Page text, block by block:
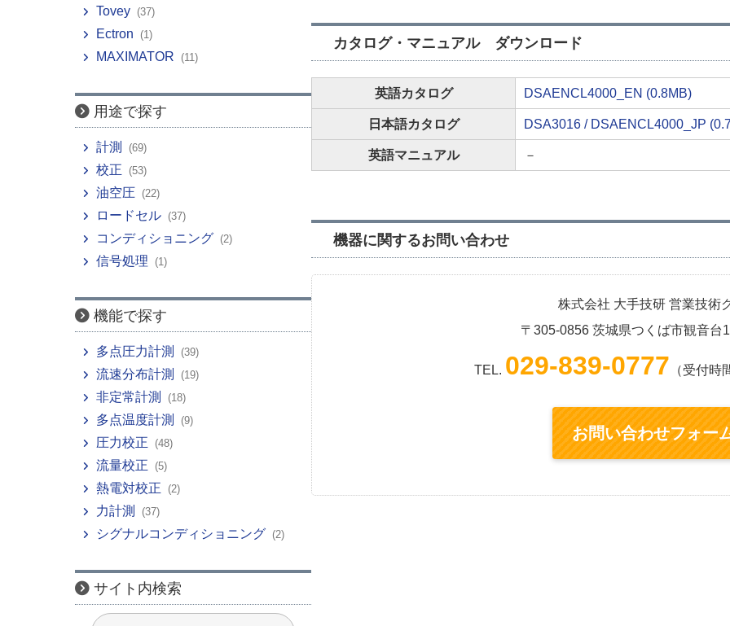
Tovey (37)
Ectron (1)
MAXIMATOR (11)
用途で探す
計測 (69)
校正 (53)
油空圧 (22)
ロードセル (37)
コンディショニング (2)
信号処理 (1)
機能で探す
多点圧力計測 (39)
流速分布計測 (19)
非定常計測 (18)
多点温度計測 (9)
圧力校正 (48)
流量校正 (5)
熱電対校正 (2)
力計測 (37)
シグナルコンディショニング (2)
サイト内検索
カタログ・マニュアル ダウンロード
英語カタログ DSAENCL4000_EN (0.8MB)
日本語カタログ DSA3016 / DSAENCL4000_JP
英語マニュアル －
機器に関するお問い合わせ
株式会社 大手技研 営業技術
〒305-0856 茨城県つくば市観音台
TEL. 029-839-0777 （受付時
お問い合わせフォー